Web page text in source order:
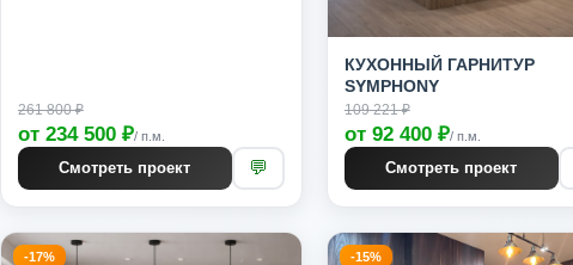
261 800 ₽
от 234 500 ₽/ п.м.
Смотреть проект 💬
КУХОННЫЙ ГАРНИТУР
SYMPHONY
109 221 ₽
от 92 400 ₽/ п.м.
Смотреть проект
-17% -15%